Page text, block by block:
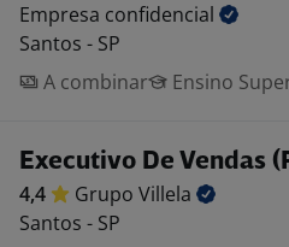
Empresa confidencial
Santos - SP
A combinar
Ensino
Executivo De Vendas
4,4 Grupo Villela
Santos - SP